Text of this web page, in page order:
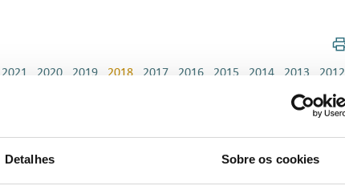
Detalhes Sobre os cookies
2021 2020 2019 2018 2017 2016 2015 2014 2013 2012